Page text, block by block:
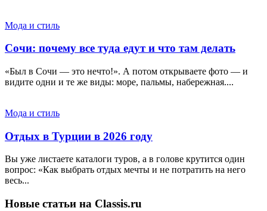
Мода и стиль
Сочи: почему все туда едут и что там делать
«Был в Сочи — это нечто!». А потом открываете фото — и
видите одни и те же виды: море, пальмы, набережная....
Мода и стиль
Отдых в Турции в 2026 году
Вы уже листаете каталоги туров, а в голове крутится один
вопрос: «Как выбрать отдых мечты и не потратить на него
весь...
Новые статьи на Classis.ru